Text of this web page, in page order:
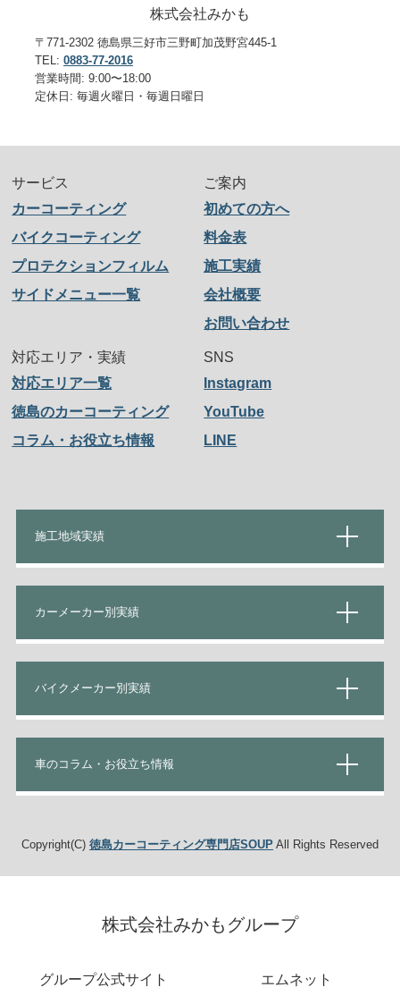
株式会社みかも
〒771-2302 徳島県三好市三野町加茂野宮445-1
TEL: 0883-77-2016
営業時間: 9:00〜18:00
定休日: 毎週火曜日・毎週日曜日
サービス
カーコーティング
バイクコーティング
プロテクションフィルム
サイドメニュー一覧
ご案内
初めての方へ
料金表
施工実績
会社概要
お問い合わせ
対応エリア・実績
対応エリア一覧
徳島のカーコーティング
コラム・お役立ち情報
SNS
Instagram
YouTube
LINE
施工地域実績
カーメーカー別実績
バイクメーカー別実績
車のコラム・お役立ち情報
Copyright(C) 徳島カーコーティング専門店SOUPAll Rights Reserved
株式会社みかもグループ
グループ公式サイト エムネット